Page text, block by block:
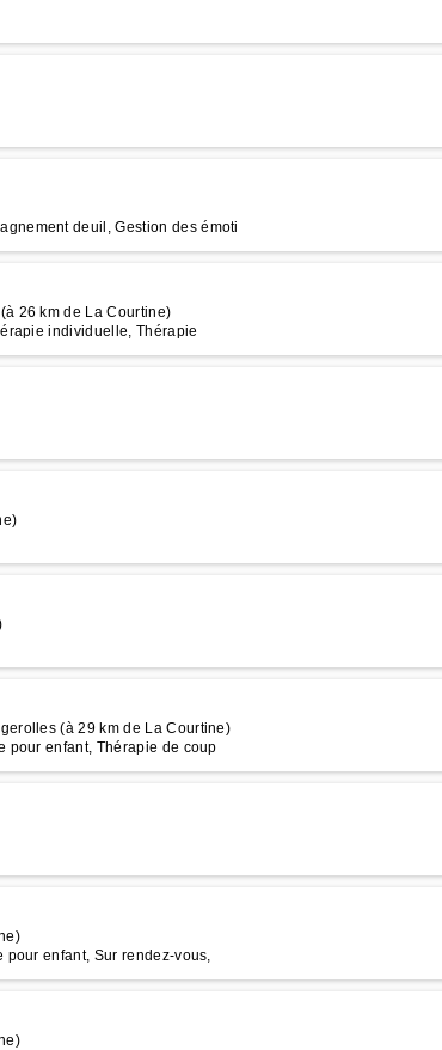
deuil, Gestion des émoti
26 km de La Courtine)
individuelle, Thérapie
(à 29 km de La Courtine)
pour enfant, Thérapie de coup
pour enfant, Sur rendez-vous,